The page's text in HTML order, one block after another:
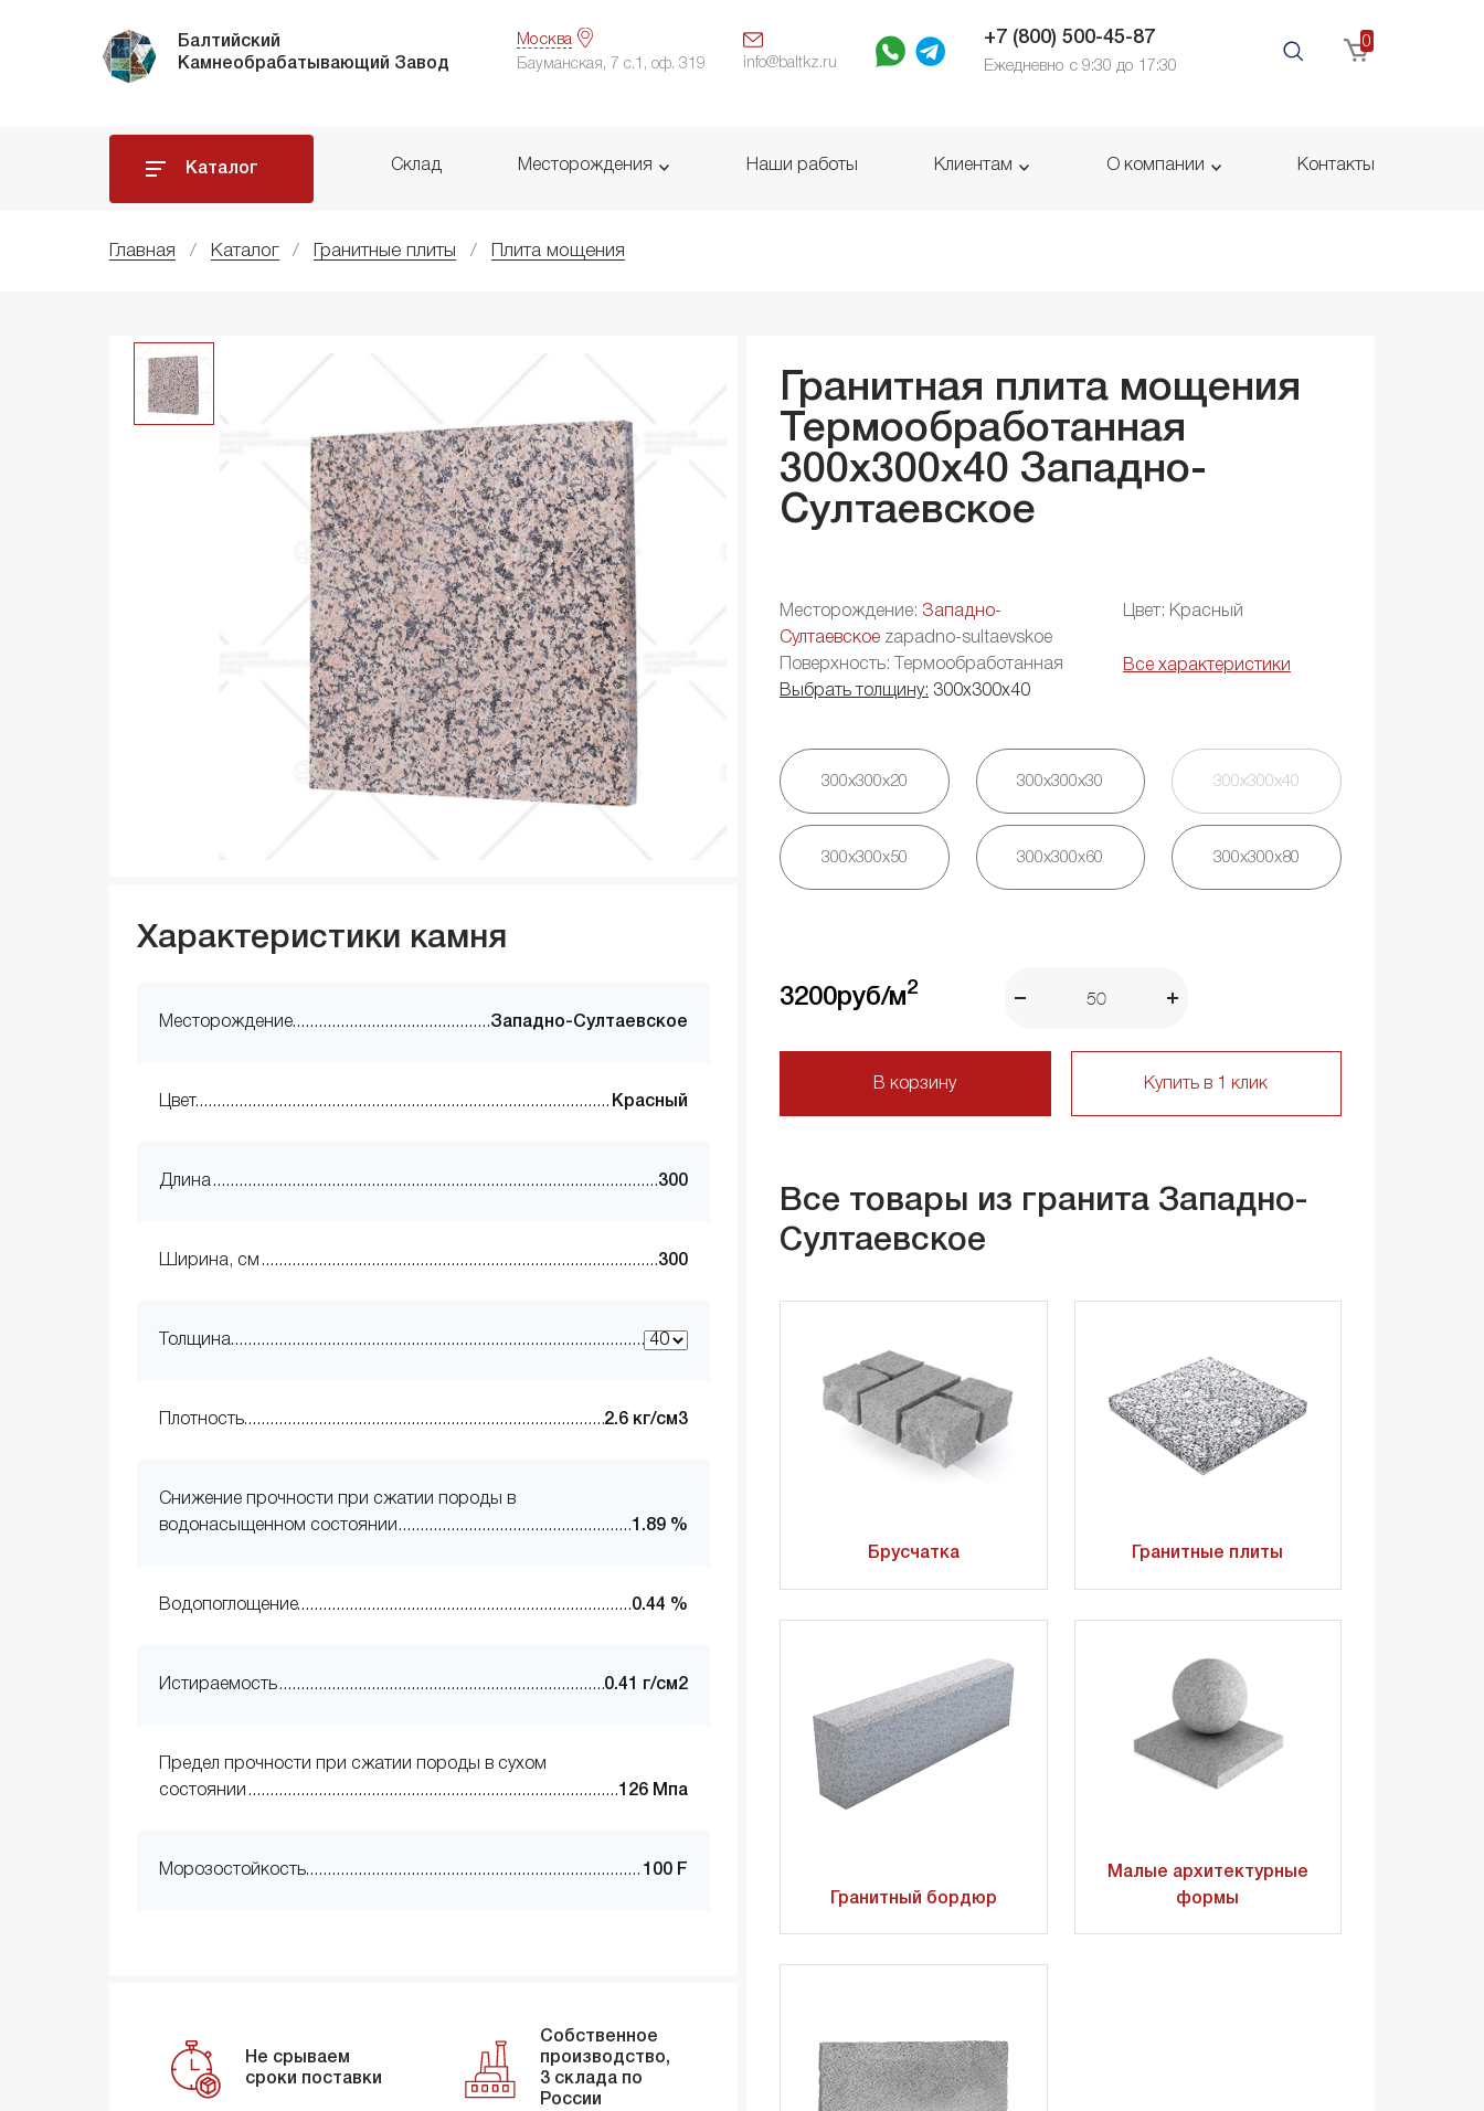
Балтийский
Камнеобрабатывающий Завод
Москва
Бауманская, 7 с.1, оф. 319 info@baltkz.ru
+7 (800) 500-45-87
Ежедневно с 9:30 до 17:30
0
Каталог Склад Месторождения Наши работы Клиентам О компании Контакты
Главная Каталог Гранитные плиты Плита мощения
Гранитная плита мощения
Термообработанная
300x300x40 Западно-
Султаевское
Месторождение: Западно-
Султаевское zapadno-sultaevskoe
Цвет: Красный
Поверхность: Термообработанная
Все характеристики
Выбрать толщину: 300х300х40
300х300х20 300х300х30 300х300х40
300х300х50 300х300х60 300х300х80
3200руб/м2
В корзину Купить в 1 клик
Все товары из гранита Западно-
Султаевское
Брусчатка Гранитные плиты
Гранитный бордюр
Малые архитектурные
формы
Характеристики камня
Месторождение Западно-Султаевское
Цвет Красный
Длина 300
Ширина, см 300
Толщина
Плотность 2.6 кг/см3
Снижение прочности при сжатии породы в
водонасыщенном состоянии
1.89 %
Водопоглощение 0.44 %
Истираемость 0.41 г/см2
Предел прочности при сжатии породы в сухом
состоянии
126 Мпа
Морозостойкость 100 F
Не срываем
сроки поставки
Собственное
производство,
3 склада по
России